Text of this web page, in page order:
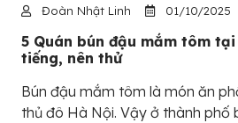
Đoàn Nhật Linh 01/10/2025
5 Quán bún đậu mắm tôm tại
tiếng, nên thử
Bún đậu mắm tôm là món ăn
thủ đô Hà Nội. Vậy ở thành phố